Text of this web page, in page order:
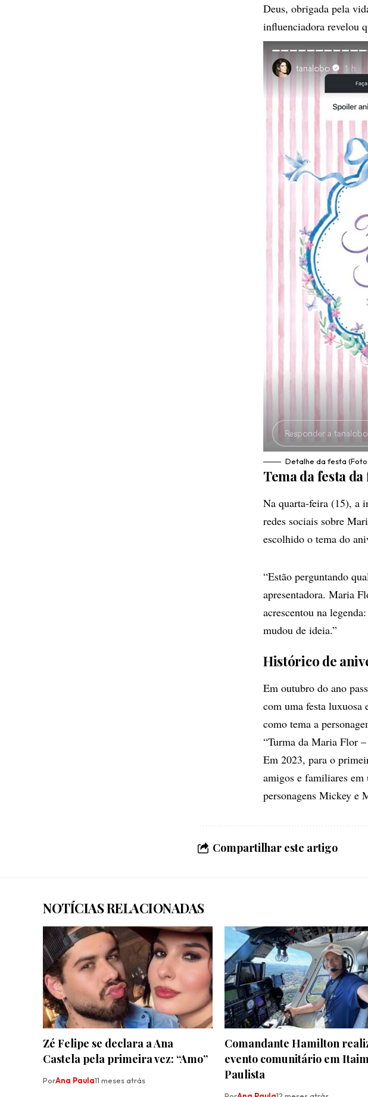
Deus, obrigada pela
influenciadora revelou
Detalhe da festa
Tema da festa
Na quarta-feira (15), a
redes sociais sobre
escolhido o tema do
“Estão perguntando
apresentadora. Maria
acrescentou na
mudou de ideia.”
Histórico de
Em outubro do ano
com uma festa
como tema a
“Turma da Maria Flor
Em 2023, para o
amigos e familiares em
personagens Mickey e
Compartilhar este artigo
NOTÍCIAS RELACIONADAS
Zé Felipe se declara a Ana
Castela pela primeira vez: “Amo”
PorAna Paula11 meses atrás
Comandante Hamilton
evento comunitário em
Paulista